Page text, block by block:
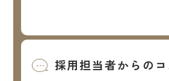
採用担当者からのコ